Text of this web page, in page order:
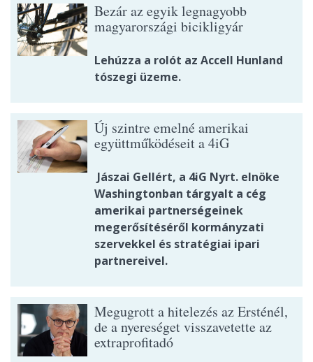
Bezár az egyik legnagyobb
magyarországi bicikligyár
Lehúzza a rolót az Accell Hunland
tószegi üzeme.
Új szintre emelné amerikai
együttműködéseit a 4iG
Jászai Gellért, a 4iG Nyrt. elnöke
Washingtonban tárgyalt a cég
amerikai partnerségeinek
megerősítéséről kormányzati
szervekkel és stratégiai ipari
partnereivel.
Megugrott a hitelezés az Ersténél,
de a nyereséget visszavetette az
extraprofitadó